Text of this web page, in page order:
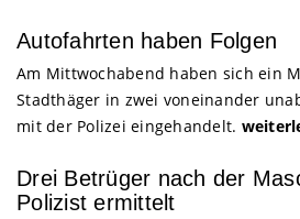
Autofahrten haben Folgen
Am Mittwochabend haben sich ein
Stadthäger in zwei voneinander
mit der Polizei eingehandelt.
Drei Betrüger nach der
Polizist ermittelt